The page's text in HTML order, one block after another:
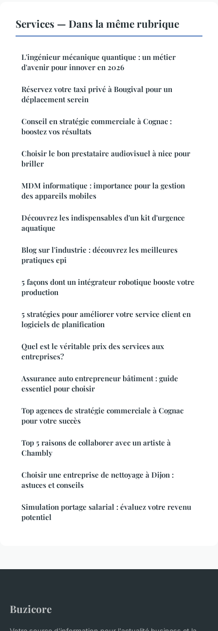
Services — Dans la même rubrique
L'ingénieur mécanique quantique : un métier
d'avenir pour innover en 2026
Réservez votre taxi privé à Bougival pour un
déplacement serein
Conseil en stratégie commerciale à Cognac :
boostez vos résultats
Choisir le bon prestataire audiovisuel à nice pour
briller
MDM informatique : importance pour la gestion
des appareils mobiles
Découvrez les indispensables d'un kit d'urgence
aquatique
Blog sur l'industrie : découvrez les meilleures
pratiques epi
5 façons dont un intégrateur robotique booste votre
production
5 stratégies pour améliorer votre service client en
logiciels de planification
Quel est le véritable prix des services aux
entreprises?
Assurance auto entrepreneur bâtiment : guide
essentiel pour choisir
Top agences de stratégie commerciale à Cognac
pour votre succès
Top 5 raisons de collaborer avec un artiste à
Chambly
Choisir une entreprise de nettoyage à Dijon :
astuces et conseils
Simulation portage salarial : évaluez votre revenu
potentiel
Buzicore